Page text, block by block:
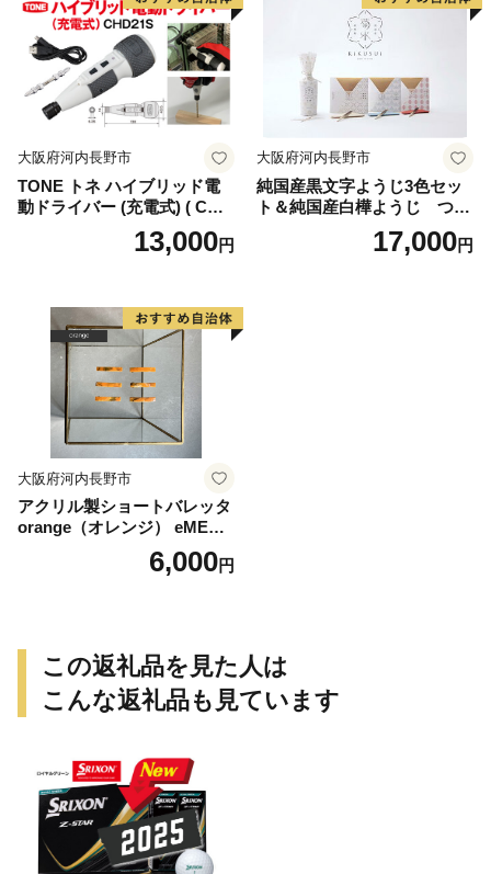
大阪府河内長野市
TONE トネ ハイブリッド電
動ドライバー (充電式) ( CHD
21S ) 15001-40000406 ｜ 工
具 整備士 自動車 バイク DIY
13,000円
大阪府河内長野市
純国産黒文字ようじ3色セッ
ト＆純国産白樺ようじ つま
17,000円
大阪府河内長野市
アクリル製ショートバレッタ
orange（オレンジ） eME b
arretta 2 short 髪留め ヘアク
リップ ヘアアクセサリー こ
6,000円
この返礼品を見た人は
こんな返礼品も見ています